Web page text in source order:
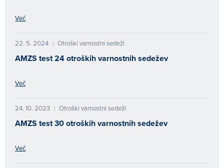
Več
22. 5. 2024 | Otroški varnostni sedeži
AMZS test 24 otroških varnostnih sedežev
Več
24. 10. 2023 | Otroški varnostni sedeži
AMZS test 30 otroških varnostnih sedežev
Več